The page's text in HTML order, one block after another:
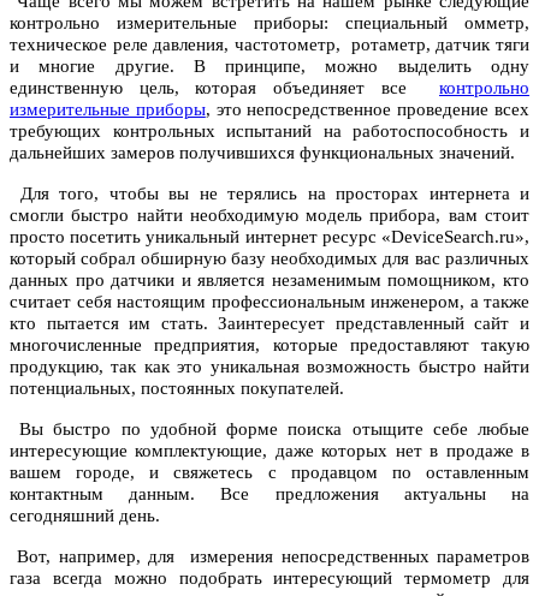
контрольно измерительные приборы: специальный омметр,
техническое реле давления, частотометр, ротаметр, датчик тяги
и многие другие. В принципе, можно выделить одну
единственную цель, которая объединяет все контрольно
измерительные приборы, это непосредственное проведение всех
требующих контрольных испытаний на работоспособность и
дальнейших замеров получившихся функциональных значений.
Для того, чтобы вы не терялись на просторах интернета и
смогли быстро найти необходимую модель прибора, вам стоит
просто посетить уникальный интернет ресурс «DeviceSearch.ru»,
который собрал обширную базу необходимых для вас различных
данных про датчики и является незаменимым помощником, кто
считает себя настоящим профессиональным инженером, а также
кто пытается им стать. Заинтересует представленный сайт и
многочисленные предприятия, которые предоставляют такую
продукцию, так как это уникальная возможность быстро найти
потенциальных, постоянных покупателей.
Вы быстро по удобной форме поиска отыщите себе любые
интересующие комплектующие, даже которых нет в продаже в
вашем городе, и свяжетесь с продавцом по оставленным
контактным данным. Все предложения актуальны на
сегодняшний день.
Вот, например, для измерения непосредственных параметров
газа всегда можно подобрать интересующий термометр для